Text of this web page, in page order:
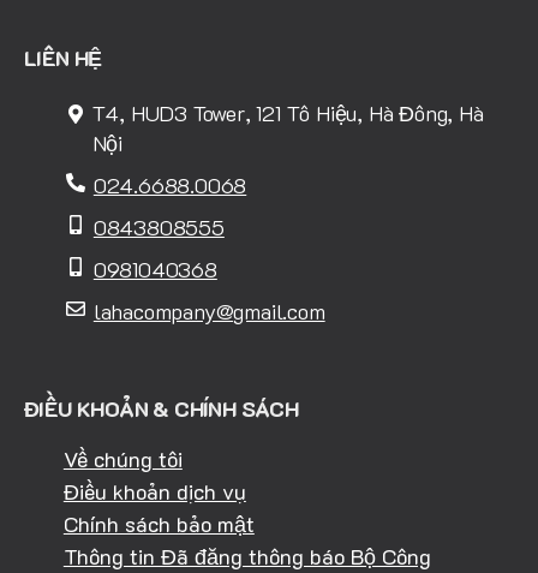
LIÊN HỆ
T4, HUD3 Tower, 121 Tô Hiệu, Hà Đông, Hà
Nội
024.6688.0068
0843808555
0981040368
lahacompany@gmail.com
ĐIỀU KHOẢN & CHÍNH SÁCH
Về chúng tôi
Điều khoản dịch vụ
Chính sách bảo mật
Thông tin Đã đăng thông báo Bộ Công